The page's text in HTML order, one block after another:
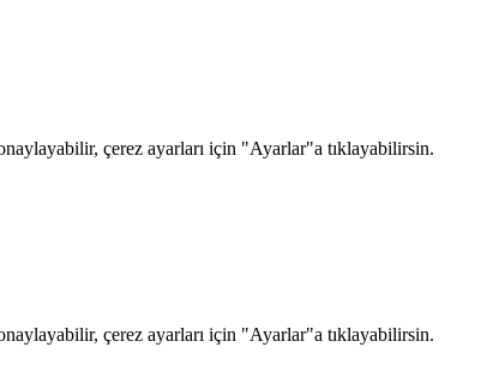
çerez ayarları için "Ayarlar"a tıklayabilirsin.
çerez ayarları için "Ayarlar"a tıklayabilirsin.